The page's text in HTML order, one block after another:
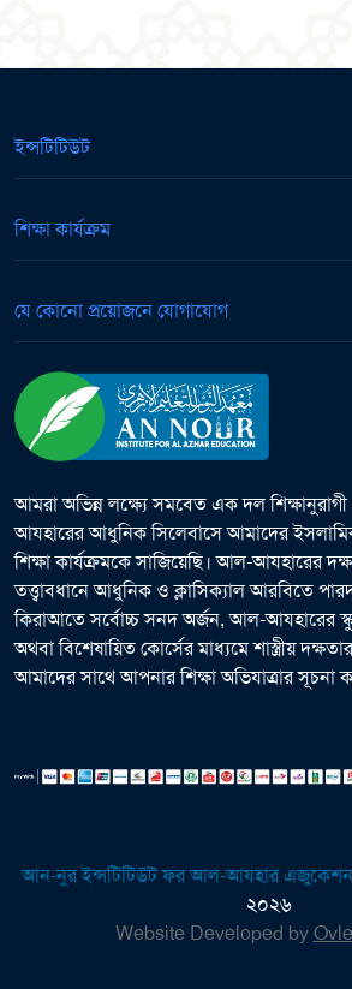
ইন্সটিটিউট
শিক্ষা কার্যক্রম
যে কোনো প্রয়োজনে যোগাযোগ
আমরা অভিন্ন লক্ষ্যে সমবেত এক দল
আযহারের আধুনিক সিলেবাসে আমাদের
শিক্ষা কার্যক্রমকে সাজিয়েছি। আল-আযহারের
তত্ত্বাবধানে আধুনিক ও ক্লাসিক্যাল আরবিতে
কিরাআতে সর্বোচ্চ সনদ অর্জন, আল-আযহারের
অথবা বিশেষায়িত কোর্সের মাধ্যমে শাস্ত্রীয়
আমাদের সাথে আপনার শিক্ষা অভিযাত্রার সূচনা
আন-নুর ইন্সটিটিউট ফর আল-আযহার এজুকেশন
২০২৬
Website Developed by